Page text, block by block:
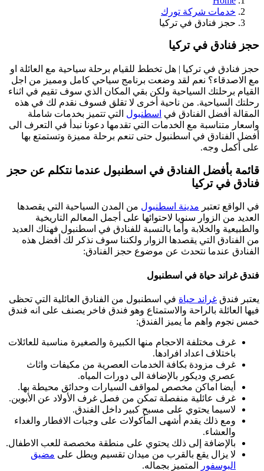
خدمات شركة تورك
حجز فنادق في تركيا
حجز فنادق في تركيا
حجز فنادق في تركيا | هل تخطط للقيام برحلة سياحية مع العائلة او
مع الاصدقاء؟ نعم لقد وضعت برنامج سياحي كامل ومميز من اجل
القيام برحلتك السياحية ولكن بقي المكان الذي سوف تقيم في اثناء
رحلتك السياحية. من ناحية أخرى لا تقلق فسوف نقدم لك في هذه
المقالة أفضل الفنادق في اسطنبول التي تتميز بخدمات شاملة
واسعار متناسبة مع الخدمات التي تقدمها دعونا نبدأ في التعرف الى
أفضل الفنادق في اسطنبول حتى تنعم برحلة مميزة وتستمتع بها
على أكمل وجه.
قائمة بأفضل الفنادق في اسطنبول عندما نتكلم عن حجز
فنادق في تركيا
في الواقع تعتبر مدينة اسطنبول من المدن السياحية التي يقصدها
العديد من الزوار سنويا لاحتوائها على أجمل المعالم التاريخية
والطبيعية والخلابة وأما بالنسبة للفنادق في اسطنبول فهناك العديد
من الفنادق التي يقصدها الزوار ولكننا سوف نذكر لك أفضل هذه
الفنادق عندما نتحدث عن موضوع حجز الفنادق:
فندق غراند حياة في اسطنبول
يعتبر فندق غراند حياة في اسطنبول من الفنادق العائلية التي تحظى
فيها العائلة بالراحة والاستمتاع وهو فندق فاخر يصنف على انه فندق
خمس نجوم واهم ما يميز الفندق:
غرف مختلفة الاحجام منها الكبيرة والصغيرة مناسبة للعائلات
باختلاف اعداد افرادها.
غرف مزودة بكافة الخدمات العصرية من مكيفات واثاث
عصري وديكور بالإضافة الى دورات المياه.
أيضا اماكن مخصص لمواقف السيارات وحدائق محيطة بها.
غرف عائلية منفصلة تمكن من فصل غرف الأولاد عن الأبوين.
لاسيما يحتوي على مسبح كبير داخل الفندق.
ومع ذلك يقدم أشهى المأكولات على وجبات الافطار والغداء
والعشاء.
بالإضافة إلى ذلك يحتوي على منطقة مخصصة للعب الاطفال.
لا يزال يقع بالقرب من ميدان تقسيم ويطل على مضيق
البوسفور
المتميز بجماله.